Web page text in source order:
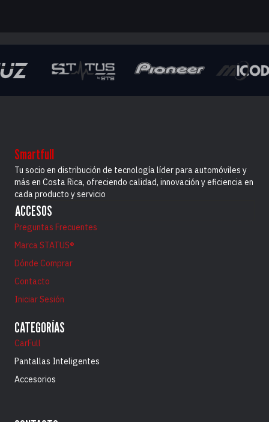
Smartfull
Tu socio en distribución de tecnología líder para automóviles y
más en Costa Rica, ofreciendo calidad, innovación y eficiencia en
cada producto y servicio
ACCESOS
Preguntas Frecuentes
Marca STATUS®
Dónde Comprar
Contacto
Iniciar Sesión
CATEGORÍAS
CarFull
Pantallas Inteligentes
Accesorios